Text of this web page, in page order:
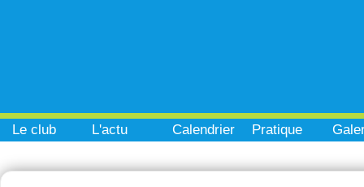
Le club L'actu Calendrier Pratique